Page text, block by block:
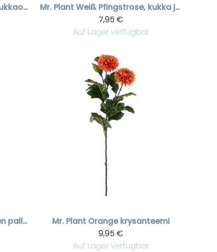
Valkoinen pionin kukkaoksa, 65 cm
Mr. Plant
Weiß Pfingstrose, kukka ja nuppu
7,95 €
Auf Lager verfügbar
Kraspedia keltainen pallokukka
Mr. Plant Orange krysanteemi
9,95 €
Auf Lager verfügbar